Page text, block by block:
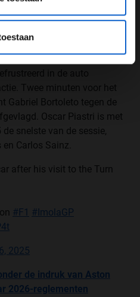
van de eerste training
heeft dat hij veel aan het
op de remmen. De
in de auto
Twee minuten voor het
Gabriel Bortoleto tegen de
Oscar Piastri is met
snelste van de sessie,
Carlos Sainz.
after his visit to the Turn
#F1 #ImolaGP
2025
de indruk van Aston
2026-reglementen